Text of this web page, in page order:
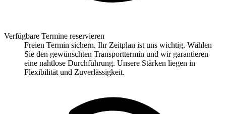
Verfügbare Termine reservieren
Freien Termin sichern. Ihr Zeitplan ist uns wichtig. Wählen
Sie den gewünschten Transporttermin und wir garantieren
eine nahtlose Durchführung. Unsere Stärken liegen in
Flexibilität und Zuverlässigkeit.